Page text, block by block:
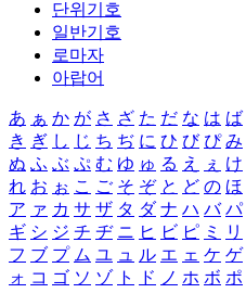
단위기호
일반기호
로마자
아랍어
あ ぁ か が さ ざ た だ な は ば
き ぎ し じ ち ぢ に ひ び ぴ み
ぬ ふ ぶ ぷ む ゆ ゅ る え ぇ け
れ お ぉ こ ご そ ぞ と ど の ほ
ア ァ カ サ ザ タ ダ ナ ハ バ パ
ギ シ ジ チ ヂ ニ ヒ ビ ピ ミ リ
フ ブ プ ム ユ ュ ル エ ェ ケ ゲ
ォ コ ゴ ソ ゾ ト ド ノ ホ ボ ポ